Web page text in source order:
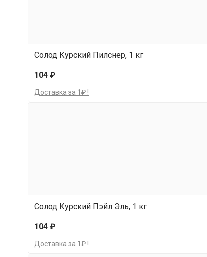
Солод Курский Пилснер, 1 кг
104 ₽
Доставка за 1₽ !
Солод Курский Пэйл Эль, 1 кг
104 ₽
Доставка за 1₽ !